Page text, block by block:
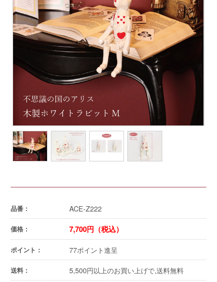
品番： ACE-Z222
価格： 7,700円（税込）
ポイント： 77ポイント進呈
送料： 5,500円以上のお買い上げで,送料無料